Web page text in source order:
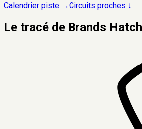
Calendrier piste →Circuits proches ↓
Le tracé de Brands Hatch